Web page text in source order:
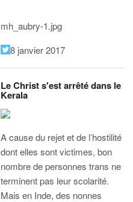
mh_aubry-1.jpg
8 janvier 2017
Le Christ s'est arrêté dans le
Kerala
A cause du rejet et de l’hostilité
dont elles sont victimes, bon
nombre de personnes trans ne
terminent pas leur scolarité.
Mais en Inde, des nonnes